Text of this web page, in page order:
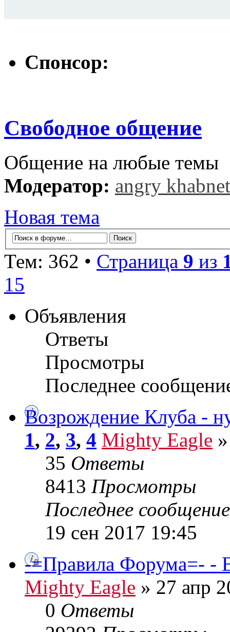
Спонсор:
Свободное общение
Общение на любые темы
Модератор: angry khabnet
Новая тема
Тем: 362 • Страница 9 из
15
Объявления
Ответы
Просмотры
Последнее
Возрождение Клуба -
1, 2, 3, 4 Mighty Eagle
35 Ответы
8413 Просмотры
Последнее
19 сен 2017 19:45
-=Правила Форума=- -
Mighty Eagle » 27 апр
0 Ответы